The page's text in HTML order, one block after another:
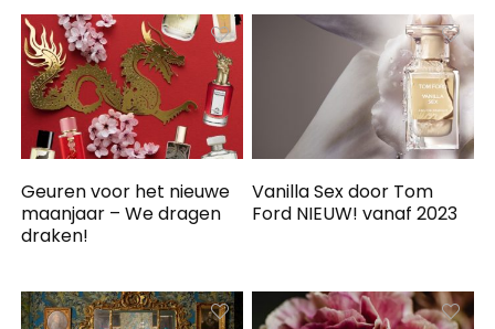
Geuren voor het nieuwe
maanjaar – We dragen
draken!
Vanilla Sex door Tom
Ford NIEUW! vanaf 2023